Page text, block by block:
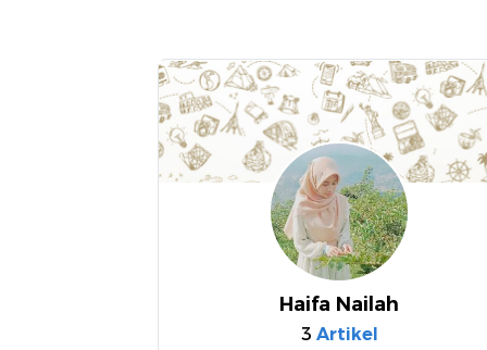
Haifa Nailah
3 Artikel